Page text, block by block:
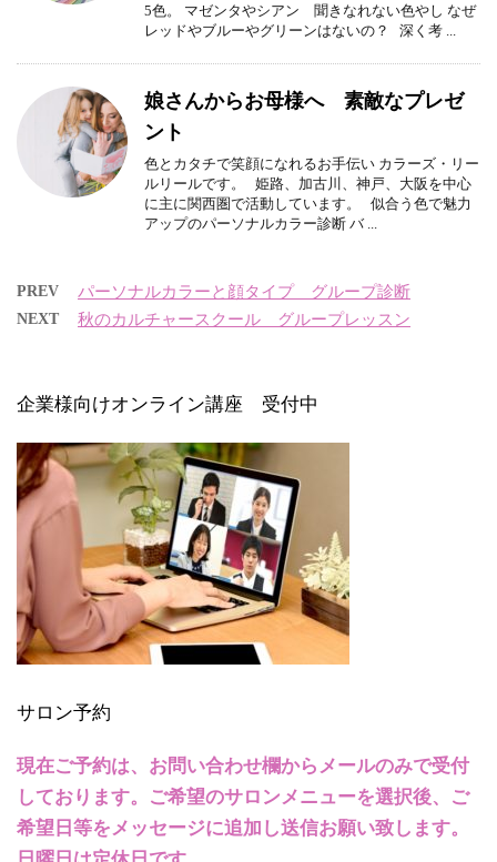
5色。 マゼンタやシアン 聞きなれない色やし なぜ
レッドやブルーやグリーンはないの？ 深く考 ...
娘さんからお母様へ 素敵なプレゼ
ント
色とカタチで笑顔になれるお手伝い カラーズ・リー
ルリールです。 姫路、加古川、神戸、大阪を中心
に主に関西圏で活動しています。 似合う色で魅力
アップのパーソナルカラー診断 バ ...
PREV パーソナルカラーと顔タイプ グループ診断
NEXT 秋のカルチャースクール グループレッスン
企業様向けオンライン講座 受付中
サロン予約
現在ご予約は、お問い合わせ欄からメールのみで受付
しております。ご希望のサロンメニューを選択後、ご
希望日等をメッセージに追加し送信お願い致します。